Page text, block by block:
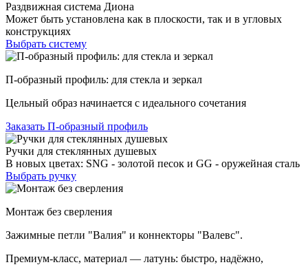
Раздвижная система Диона
Может быть установлена как в плоскости, так и в угловых
конструкциях
Выбрать систему
П-образный профиль: для стекла и зеркал
Цельный образ начинается с идеального сочетания
Заказать П-образный профиль
Ручки для стеклянных душевых
В новых цветах: SNG - золотой песок и GG - оружейная сталь
Выбрать ручку
Монтаж без сверления
Зажимные петли "Валия" и коннекторы "Валевс".
Премиум‑класс, материал — латунь: быстро, надёжно,